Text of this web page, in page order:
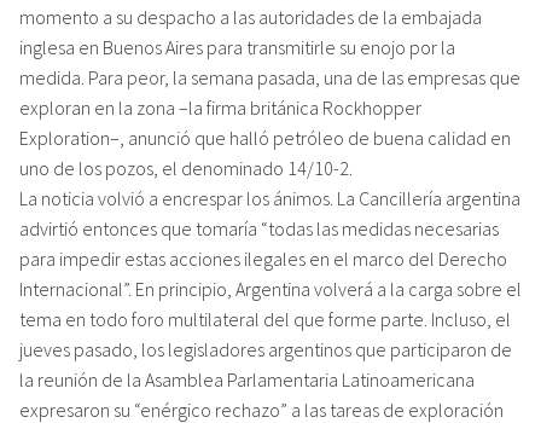
momento a su despacho a las autoridades de la embajada
inglesa en Buenos Aires para transmitirle su enojo por la
medida. Para peor, la semana pasada, una de las empresas que
exploran en la zona –la firma británica Rockhopper
Exploration–, anunció que halló petróleo de buena calidad en
uno de los pozos, el denominado 14/10-2.
La noticia volvió a encrespar los ánimos. La Cancillería argentina
advirtió entonces que tomaría “todas las medidas necesarias
para impedir estas acciones ilegales en el marco del Derecho
Internacional”. En principio, Argentina volverá a la carga sobre el
tema en todo foro multilateral del que forme parte. Incluso, el
jueves pasado, los legisladores argentinos que participaron de
la reunión de la Asamblea Parlamentaria Latinoamericana
expresaron su “enérgico rechazo” a las tareas de exploración